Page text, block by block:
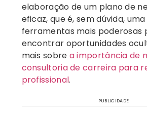
elaboração de um plano de
eficaz, que é, sem dúvida, uma
ferramentas mais poderosas
encontrar oportunidades
mais sobre a importância de
consultoria de carreira para
profissional.
PUBLICIDADE